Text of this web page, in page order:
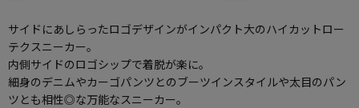
サイドにあしらったロゴデザインがインパクト大のハイカットロー
テクスニーカー。
内側サイドのロゴシップで着脱が楽に。
細身のデニムやカーゴパンツとのブーツインスタイルや太目のパン
ツとも相性◎な万能なスニーカー。